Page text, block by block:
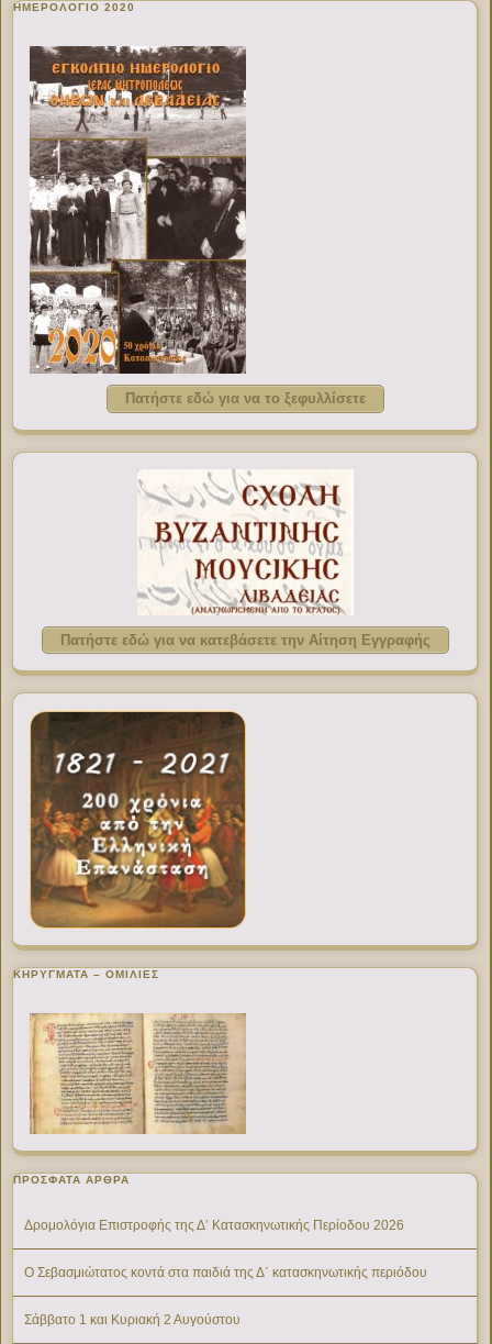
ΗΜΕΡΟΛΟΓΙΟ 2020
Πατήστε εδώ για να το ξεφυλλίσετε
Πατήστε εδώ για να κατεβάσετε την Αίτηση Εγγραφής
ΚΗΡΥΓΜΑΤΑ – ΟΜΙΛΙΕΣ
ΠΡΌΣΦΑΤΑ ΆΡΘΡΑ
Δρομολόγια Επιστροφής της Δ’ Κατασκηνωτικής Περίοδου 2026
Ο Σεβασμιώτατος κοντά στα παιδιά της Δ΄ κατασκηνωτικής περιόδου
Σάββατο 1 και Κυριακή 2 Αυγούστου